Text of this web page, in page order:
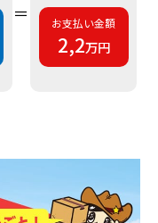
＝ お支払い金額
2,2万円